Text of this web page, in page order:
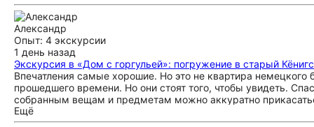
Александр
Опыт: 4 экскурсии
1 день назад
Экскурсия в «Дом с горгульей»: погружение в старый
Впечатления самые хорошие. Но это не квартира
прошедшего времени. Но они стоят того, чтобы увидеть.
собранным вещам и предметам можно аккуратно
Ещё